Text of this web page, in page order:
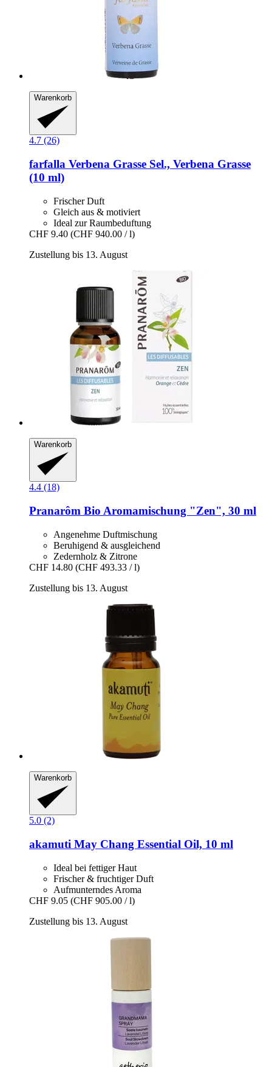
Warenkorb
4.7 (26)
farfalla Verbena Grasse Sel., Verbena Grasse
(10 ml)
Frischer Duft
Gleich aus & motiviert
Ideal zur Raumbeduftung
CHF 9.40 (CHF 940.00 / l)
Zustellung bis 13. August
Warenkorb
4.4 (18)
Pranarôm Bio Aromamischung "Zen", 30 ml
Angenehme Duftmischung
Beruhigend & ausgleichend
Zedernholz & Zitrone
CHF 14.80 (CHF 493.33 / l)
Zustellung bis 13. August
Warenkorb
5.0 (2)
akamuti May Chang Essential Oil, 10 ml
Ideal bei fettiger Haut
Frischer & fruchtiger Duft
Aufmunterndes Aroma
CHF 9.05 (CHF 905.00 / l)
Zustellung bis 13. August